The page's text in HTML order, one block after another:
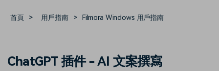
支援
速生成相似風格影片
100 點兌積分
幫助中心
聯絡我們
我們隨時為您提供協助
案例分享
如何用 Filmora 做出影響力
立即購買 登入
首頁 > 用戶指南 > Filmora Windows 用戶指南
ChatGPT 插件 - AI 文案撰寫